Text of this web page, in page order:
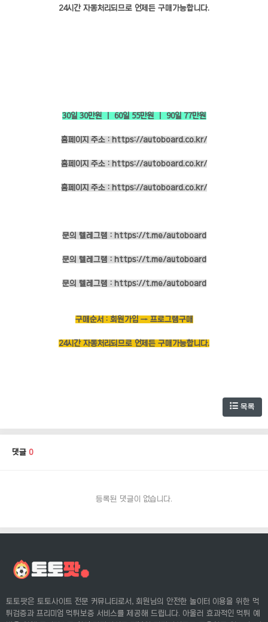
24시간 자동처리되므로 언제든 구매가능합니다.
30일 30만원 ㅣ 60일 55만원 ㅣ 90일 77만원
홈페이지 주소 : https://autoboard.co.kr/
홈페이지 주소 : https://autoboard.co.kr/
홈페이지 주소 : https://autoboard.co.kr/
문의 텔레그램 : https://t.me/autoboard
문의 텔레그램 : https://t.me/autoboard
문의 텔레그램 : https://t.me/autoboard
구매순서 : 회원가입 → 프로그램구매
24시간 자동처리되므로 언제든 구매가능합니다.
목록
댓글 0
등록된 댓글이 없습니다.
토토팟은 토토사이트 전문 커뮤니티로서, 회원님의 안전한 놀이터 이용을 위한 먹
튀검증과 프리미엄 먹튀보증 서비스를 제공해 드립니다. 아울러 효과적인 먹튀 예